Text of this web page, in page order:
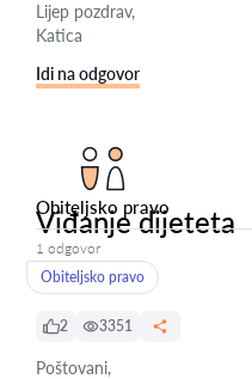
Lijep pozdrav,
Katica
Idi na odgovor
Obiteljsko pravo
Viđanje dijeteta
1 odgovor
Obiteljsko pravo
2 3351
Poštovani,